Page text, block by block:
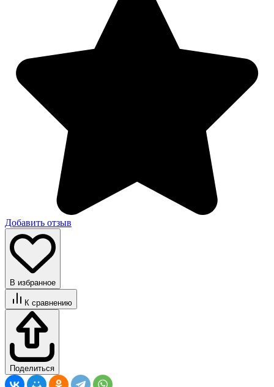
Добавить отзыв
В избранное
К сравнению
Поделиться